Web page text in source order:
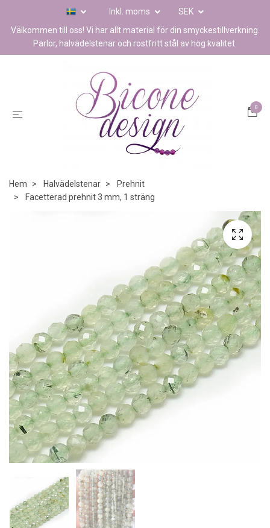
Inkl. moms
SEK
Välkommen till oss! Vi har allt material för din smyckestillverkning.
Pärlor, halvädelstenar och rostfritt stål av hög kvalitet.
0
Hem Halvädelstenar
Prehnit
Facetterad prehnit 3 mm, 1 sträng